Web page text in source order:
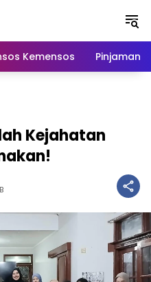
Kemensos Pinjaman
Kejahatan